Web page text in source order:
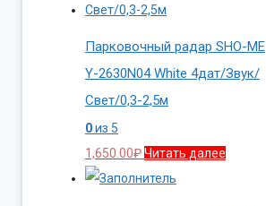
Парковочный радар SHO-ME
Y-2630N04 White 4дат/Звук/
Свет/0,3-2,5м
0из 5
1,650.00₽Читать далее